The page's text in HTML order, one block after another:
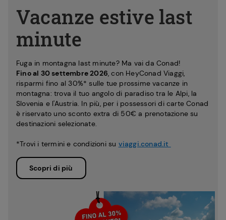
Vacanze estive last
minute
Fuga in montagna last minute? Ma vai da Conad!
Fino al 30 settembre 2026, con HeyConad Viaggi,
risparmi fino al 30%* sulle tue prossime vacanze in
montagna: trova il tuo angolo di paradiso tra le Alpi, la
Slovenia e l'Austria. In più, per i possessori di carte Conad
è riservato uno sconto extra di 50€ a prenotazione su
destinazioni selezionate.
*Trovi i termini e condizioni su viaggi.conad.it
Scopri di più